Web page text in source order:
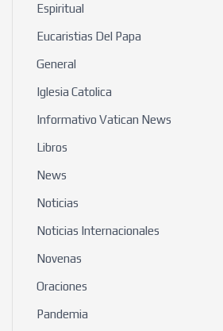
Espiritual
Eucaristias Del Papa
General
Iglesia Catolica
Informativo Vatican News
Libros
News
Noticias
Noticias Internacionales
Novenas
Oraciones
Pandemia